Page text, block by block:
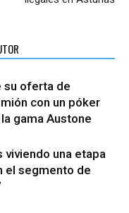
su oferta de
con un póker
gama Austone
viviendo una etapa
el segmento de